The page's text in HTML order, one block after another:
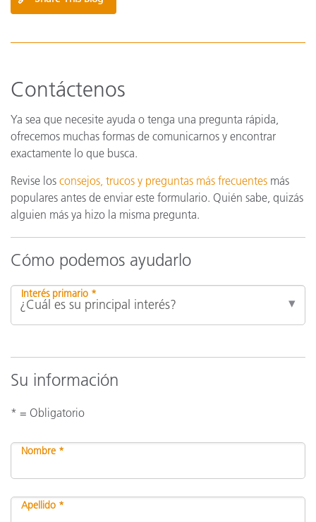
Contáctenos
Ya sea que necesite ayuda o tenga una pregunta rápida,
ofrecemos muchas formas de comunicarnos y encontrar
exactamente lo que busca.
Revise los consejos, trucos y preguntas más frecuentes más
populares antes de enviar este formulario. Quién sabe, quizás
alguien más ya hizo la misma pregunta.
Cómo podemos ayudarlo
Interés primario *
Su información
* = Obligatorio
Nombre *
Apellido *